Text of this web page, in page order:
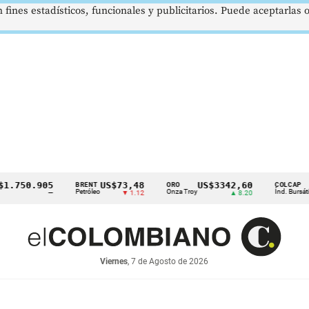
BRENT
Petróleo
US$73,48
▼ 1.12
ORO
Onza Troy
US$3342,60 COLCAP
Índ. Bursátil
Viernes, 7 de Agosto de 2026
estadísticos, funcionales y publicitarios. Puede aceptarlas